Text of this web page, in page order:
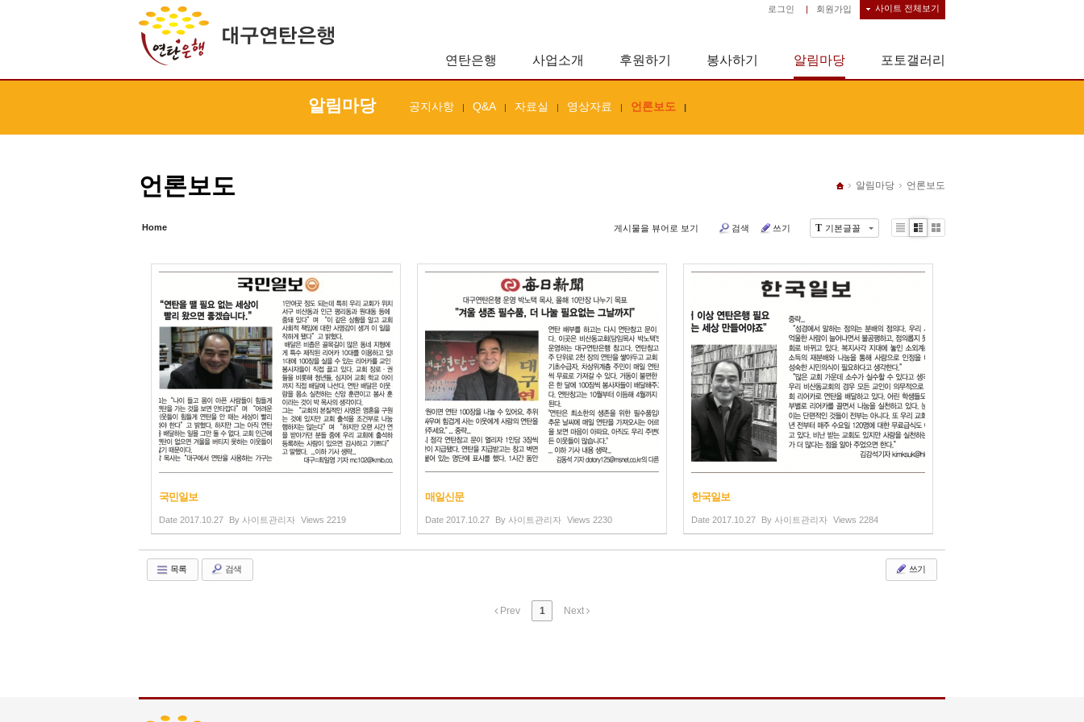
사이트 전체보기
로그인 | 회원가입
연탄은행 사업소개 후원하기 봉사하기 알림마당
알림마당 공지사항 | Q&A | 자료실 | 영상자료 | 언론보도 |
포토갤러리
언론보도 알림마당 언론보도
Home T 기본글꼴
게시물을 뷰어로 보기 검색 쓰기
Li
Zi
G
국민일보
Date 2017.10.27 By 사이트관리자 Views 2219
매일신문
Date 2017.10.27 By 사이트관리자 Views 2230
한국일보
Date 2017.10.27 By 사이트관리자 Views 2284
목록 검색 쓰기
Prev 1 Next